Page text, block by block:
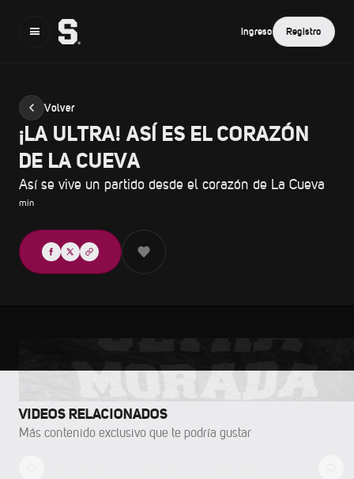
Ingreso Registro
Volver
¡LA ULTRA! ASÍ ES EL CORAZÓN
DE LA CUEVA
Así se vive un partido desde el corazón de La Cueva
min
Compartir
VIDEOS RELACIONADOS
Más contenido exclusivo que te podría gustar